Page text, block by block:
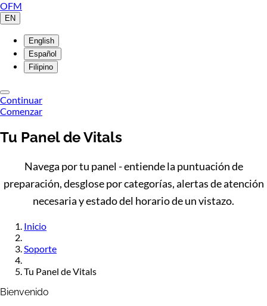
OFM
EN
English
Español
Filipino
Continuar
Comenzar
Tu Panel de Vitals
Navega por tu panel - entiende la puntuación de
preparación, desglose por categorías, alertas de atención
necesaria y estado del horario de un vistazo.
Inicio
Soporte
Tu Panel de Vitals
Bienvenido